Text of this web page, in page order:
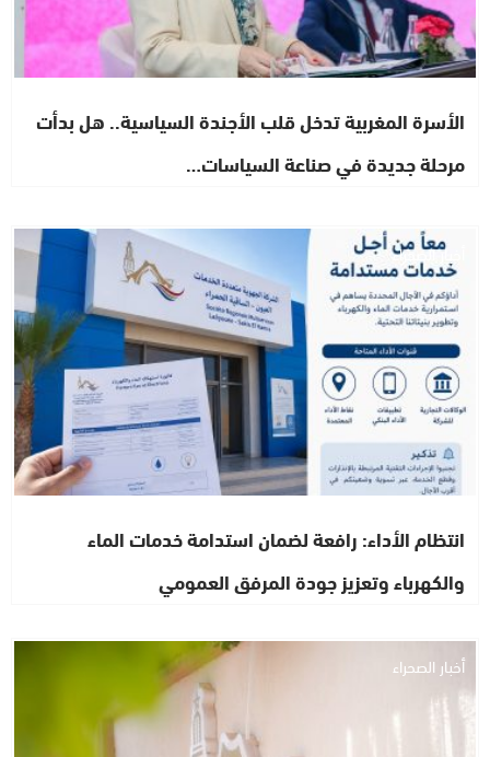
الأسرة المغربية تدخل قلب الأجندة السياسية.. هل بدأت
مرحلة جديدة في صناعة السياسات…
أخبار الصحراء
انتظام الأداء: رافعة لضمان استدامة خدمات الماء
والكهرباء وتعزيز جودة المرفق العمومي
أخبار الصحراء